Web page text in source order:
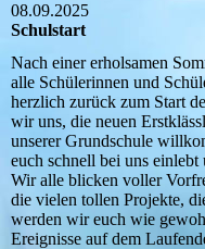
08.09.2025
Schulstart
Nach einer erholsamen
alle Schülerinnen und
herzlich zurück zum Start
wir uns, die neuen
unserer Grundschule
euch schnell bei uns einlebt
Wir alle blicken voller
die vielen tollen Projekte,
werden wir euch wie
Ereignisse auf dem